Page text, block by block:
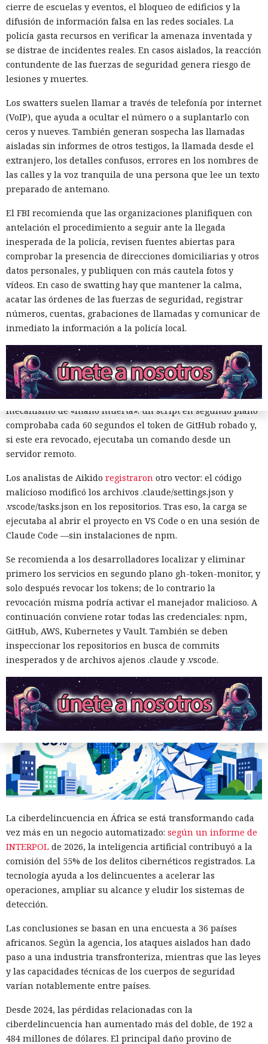
instalación. En package.json añadían un script «preinstall»
que, antes de obtener cualquier código, ejecutaba el archivo
setup.mjs. Ese archivo descargaba Bun —un runtime
alternativo de JavaScript— y con él lanzaba la carga
principal Math_Symbol.js. Utilizaron Bun
intencionadamente: muchas herramientas de seguridad
alto un runtime no estándar.
La carga principal buscaba tokens de npm y GitHub, claves
de AWS, secretos de Kubernetes y Vault, claves SSH y
archivos .env. En los servidores de GitHub Actions el código
malicioso leía la memoria del proceso directamente; así
obtenía secretos que nunca llegaban a archivos. Los datos
obtenida mediante un contrato inteligente en la red
Ethereum. Como canal alternativo se utilizaron repositorios
públicos de GitHub con la descripción «Shai-Hulud: Here We
Go Again» —Datadog contabilizó más de 1300.
Los tokens de npm robados se emplearon de inmediato: el
código malicioso descargaba paquetes accesibles, les
insertaba el mismo script, aumentaba la versión y los
publicaba de nuevo en el registro. Así el ataque se convirtió
en un gusano autorreplicante. Los analistas determinaron
que en la base estaba el código de la familia Mini Shai-
Hulud, publicado previamente en acceso público.
Los especialistas de Socket además detectaronun
mecanismo de «mano muerta»: un script en segundo plano
comprobaba cada 60 segundos el token de GitHub robado y,
si este era revocado, ejecutaba un comando desde un
servidor remoto.
Los analistas de Aikido registraron otro vector: el código
malicioso modificó los archivos .claude/settings.json y
.vscode/tasks.json en los repositorios. Tras eso, la carga se
ejecutaba al abrir el proyecto en VS Code o en una sesión de
Claude Code —sin instalaciones de npm.
Se recomienda a los desarrolladores localizar y eliminar
primero los servicios en segundo plano gh-token-monitor, y
solo después revocar los tokens; de lo contrario la
revocación misma podría activar el manejador malicioso. A
continuación conviene rotar todas las credenciales: npm,
GitHub, AWS, Kubernetes y Vault. También se deben
inspeccionar los repositorios en busca de commits
inesperados y de archivos ajenos .claude y .vscode.
Respuestas engañosas:
ChatGPT y Gemini cada vez más
llevan a usuarios directo a
estafadores
Un solo enlace de un chatbot puede desatar una catástrofe
financiera
cierre de escuelas y eventos, el bloqueo de edificios y la
difusión de información falsa en las redes sociales. La
policía gasta recursos en verificar la amenaza inventada y
se distrae de incidentes reales. En casos aislados, la reacción
contundente de las fuerzas de seguridad genera riesgo de
lesiones y muertes.
Los swatters suelen llamar a través de telefonía por internet
(VoIP), que ayuda a ocultar el número o a suplantarlo con
ceros y nueves. También generan sospecha las llamadas
aisladas sin informes de otros testigos, la llamada desde el
extranjero, los detalles confusos, errores en los nombres de
las calles y la voz tranquila de una persona que lee un texto
preparado de antemano.
El FBI recomienda que las organizaciones planifiquen con
antelación el procedimiento a seguir ante la llegada
inesperada de la policía, revisen fuentes abiertas para
comprobar la presencia de direcciones domiciliarias y otros
datos personales, y publiquen con más cautela fotos y
vídeos. En caso de swatting hay que mantener la calma,
acatar las órdenes de las fuerzas de seguridad, registrar
números, cuentas, grabaciones de llamadas y comunicar de
inmediato la información a la policía local.
Robar a empresas se vuelve más
fácil: hackers africanos usan IA
para enviar correos masivos
10:35 / 06.08.2026
Las pérdidas financieras crecen más rápido que la
capacidad de las fuerzas del orden
La ciberdelincuencia en África se está transformando cada
vez más en un negocio automatizado: según un informe de
INTERPOL de 2026, la inteligencia artificial contribuyó a la
comisión del 55% de los delitos cibernéticos registrados. La
tecnología ayuda a los delincuentes a acelerar las
operaciones, ampliar su alcance y eludir los sistemas de
detección.
Las conclusiones se basan en una encuesta a 36 países
africanos. Según la agencia, los ataques aislados han dado
paso a una industria transfronteriza, mientras que las leyes
y las capacidades técnicas de los cuerpos de seguridad
varían notablemente entre países.
Desde 2024, las pérdidas relacionadas con la
ciberdelincuencia han aumentado más del doble, de 192 a
484 millones de dólares. El principal daño provino de